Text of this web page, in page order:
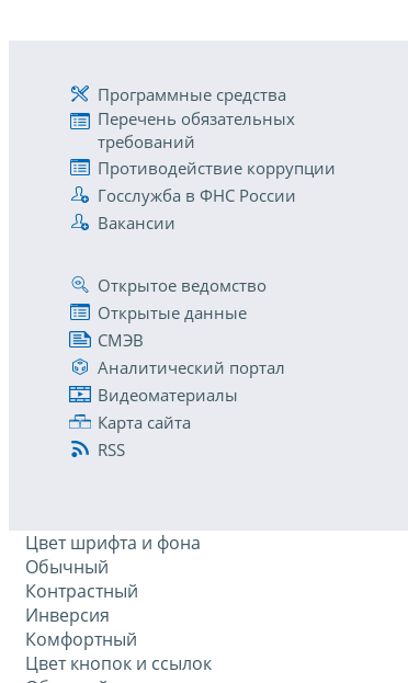
Программные средства
Перечень обязательных
требований
Противодействие коррупции
Госслужба в ФНС России
Вакансии
Открытое ведомство
Открытые данные
СМЭВ
Аналитический портал
Видеоматериалы
Карта сайта
RSS
Цвет шрифта и фона
Обычный
Контрастный
Инверсия
Комфортный
Цвет кнопок и ссылок